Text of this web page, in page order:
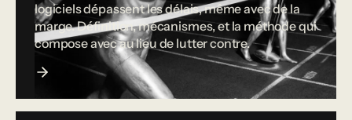
logiciels dépassent les délais, même avec de la
marge. Définition, mécanismes, et la méthode qui
compose avec au lieu de lutter contre.